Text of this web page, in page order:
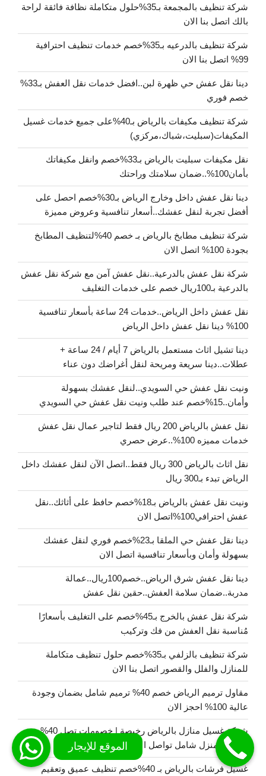
شركة تنظيف بالمجمعة بـ35%حلول متكاملة نظافة فائقة لراحة
بالك اتصل بنا الان
شركة تنظيف بالدرعيه بـ35%خصم خدمات تنظيف احترافية
99% اتصل بنا الان
دينا نقل عفش حي ظهرة لبن..افضل خدمات نقل العفش بـ33%
خصم فوري
شركة تنظيف مكيفات بالرياض بـ40%على جميع خدمات غسيل
المكيفات(سبليت،شباك،مركزي)
نقل مكيفات سبليت بالرياض بـ33%خصم وانقل مكيفاتك
بأمان100%..ضمان سلامتك وراحتك
دينا نقل عفش داخل وخارج الرياض بـ30%خصم احصل على
أفضل تجربة لنقل عفشك..أسعار تنافسية وعروض مميزة
شركة تنظيف مطابخ بالرياض بـ خصم 40%لتنظيف المطابخ
بجودة 100% اتصل الان
شركة نقل عفش بالدرعية..نقل عفش آمن مع شركة نقل عفش
بالدرعية بـ100ريال خصم على خدمات التغليف
نقل عفش داخل الرياض..خدمات 24 ساعة بأسعار تنافسية
100% دينا نقل عفش داخل الرياض
دينا تشيل اثاث مستعمل بالرياض 7 أيام / 24 ساعة +
عطلات..دينا سريعة ومريحة لنقل أغراضك دون عناء
ونيت نقل عفش حي السويدي..لنقل عفشك بسهولة
وأمان..15%خصم عند طلب ونيت نقل عفش حي السويدي
نقل عفش بالرياض 200 ريال فقط لتاجير عمال نقل عفش
خدمات مميزه 100%..عرض حصري
نقل اثاث بالرياض 300 ريال فقط..اتصل الآن لنقل عفشك داخل
الرياض تبدء بـ300 ريال
ونيت نقل عفش بالرياض بـ18%خصم حافظ على أثاثك..نقل
عفش احترافي100%اتصل الان
دينا نقل عفش حي الملقا بـ23%خصم فوري لنقل عفشك
بسهولة وأمان وبأسعار تنافسية اتصل الان
دينا نقل عفش شرق الرياض..خصم100ريال..عمالة
مدربة..ضمان سلامة العفش..حقين نقل عفش
شركة نقل عفش بالخرج بـ45%خصم على التغليف بأسعارًا
مُناسبة نقل العفش من فك وتركيب
شركة تنظيف بالزلفي بـ35%خصم حلول تنظيف متكاملة
للمنازل والفلل والقصور اتصل بنا الان
مقاول ترميم الرياض خصم 40% ترميم شامل بضمان وجودة
عالية 100% احجز الان
شركة غسيل منازل بالرياض رخيصة | خصومات تصل 40%
غسيل المنزل شامل تواصل الان
غسيل فرشات بالرياض بـ 40%خصم تنظيف عميق وتعقيم